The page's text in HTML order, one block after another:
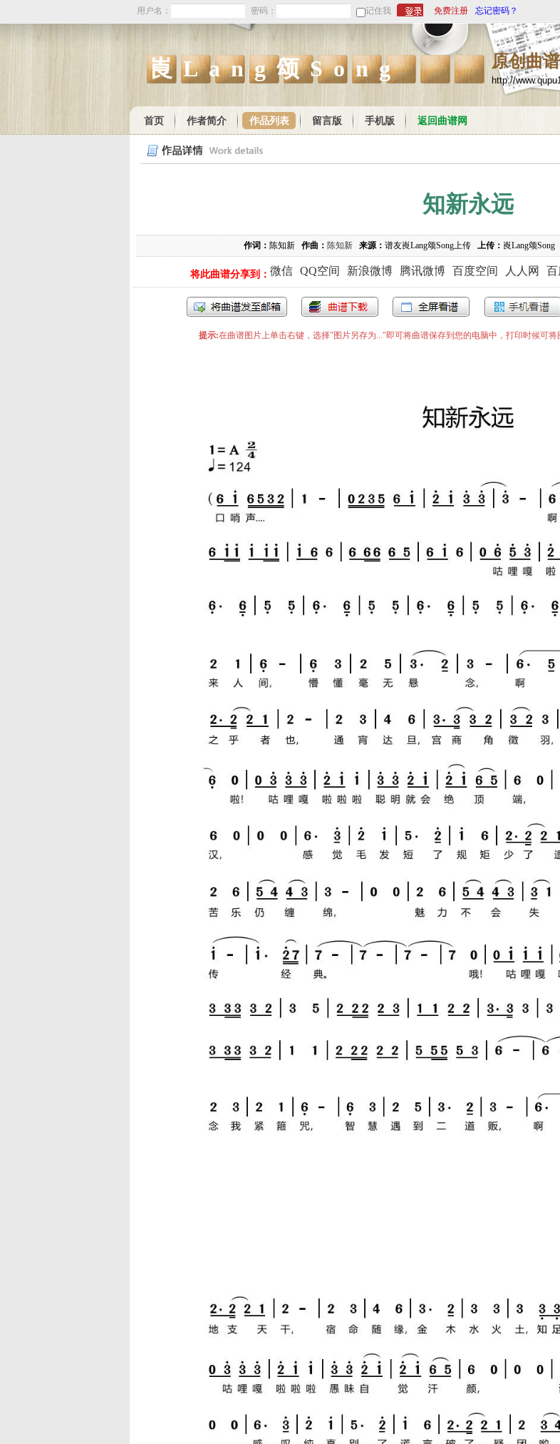
用户名： 密码： 记住我 免费注册 忘记密码？
崀Lang颂Song 原创曲
http://
首页 作者简介 作品列表 留言版 手机版 返回曲谱网
知新永远
作词： 陈知新 作曲： 陈知新 来源： 谱友崀Lang颂Song上传 上传： 崀Lang颂Song
将此曲谱分享到： 微信 QQ空间 新浪微博 腾讯微博 百度空间 人人网 百
提示:在曲谱图片上单击右键，选择"图片另存为..."即可将曲谱保存到您的电脑中，打印时候可将